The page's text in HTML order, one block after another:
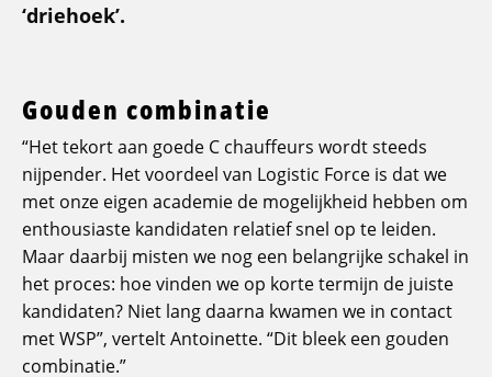
‘driehoek’.
Gouden combinatie
“Het tekort aan goede C chauffeurs wordt steeds
nijpender. Het voordeel van Logistic Force is dat we
met onze eigen academie de mogelijkheid hebben om
enthousiaste kandidaten relatief snel op te leiden.
Maar daarbij misten we nog een belangrijke schakel in
het proces: hoe vinden we op korte termijn de juiste
kandidaten? Niet lang daarna kwamen we in contact
met WSP”, vertelt Antoinette. “Dit bleek een gouden
combinatie.”